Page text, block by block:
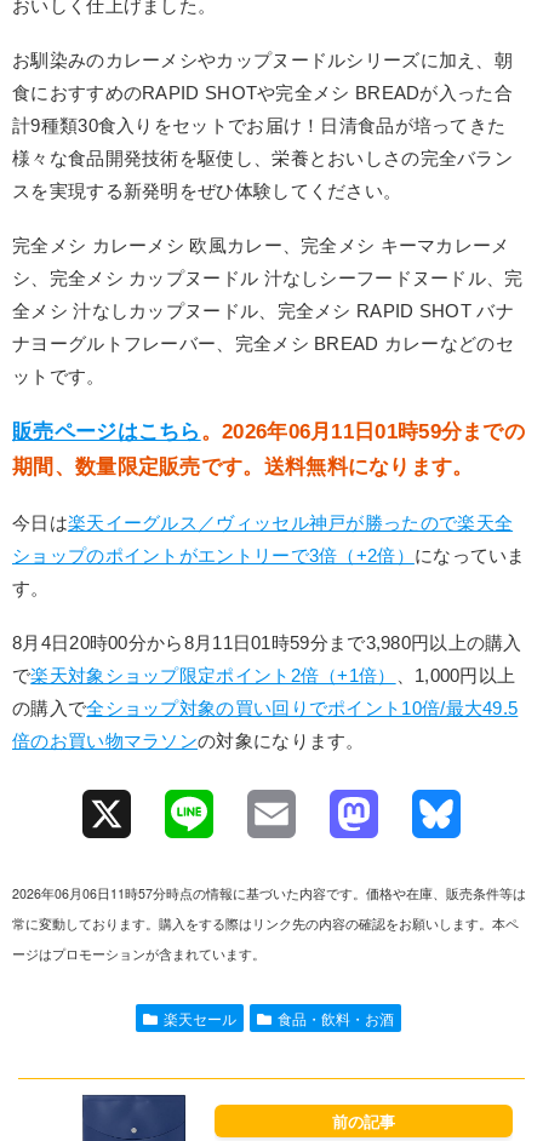
おいしく仕上げました。
お馴染みのカレーメシやカップヌードルシリーズに加え、朝
食におすすめのRAPID SHOTや完全メシ BREADが入った合
計9種類30食入りをセットでお届け！日清食品が培ってきた
様々な食品開発技術を駆使し、栄養とおいしさの完全バラン
スを実現する新発明をぜひ体験してください。
完全メシ カレーメシ 欧風カレー、完全メシ キーマカレーメ
シ、完全メシ カップヌードル 汁なしシーフードヌードル、完
全メシ 汁なしカップヌードル、完全メシ RAPID SHOT バナ
ナヨーグルトフレーバー、完全メシ BREAD カレーなどのセ
ットです。
販売ページはこちら 。2026年06月11日01時59分までの
期間、数量限定販売です。送料無料になります。
今日は楽天イーグルス／ヴィッセル神戸が勝ったので楽天全
ショップのポイントがエントリーで3倍（+2倍） になっていま
す。
8月4日20時00分から8月11日01時59分まで3,980円以上の購入
で楽天対象ショップ限定ポイント2倍（+1倍）
、1,000円以上
の購入で全ショップ対象の買い回りでポイント10倍/最大49.5
倍のお買い物マラソンの対象になります。
e
l o
o y
2026年06月06日11時57分時点の情報に基づいた内容です。価格や在庫、販売条件等は
常に変動しております。購入をする際はリンク先の内容の確認をお願いします。本ペ
ージはプロモーションが含まれています。
楽天セール 食品・飲料・お酒